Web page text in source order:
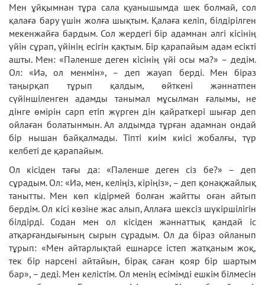
Мен ұйқымнан тұра сала қуанышымда шек болмай, сол
қалаға бару үшін жолға шықтым. Қалаға келіп, білдірілген
мекенжайға бардым. Сол жердегі бір адамнан әлгі кісінің
үйін сұрап, үйінің есігін қақтым. Бір қарапайым адам есікті
ашты. Мен: «Пәленше деген кісінің үйі осы ма?» – дедім.
Ол: «Иә, ол менмін», – деп жауап берді. Мен біраз
таңырқап тұрып қалдым, өйткені жәннатпен
сүйіншіленген адамды танымал мұсылман ғалымы, не
дінге өмірін сарп етіп жүрген дін қайраткері шығар деп
ойлаған болатынмын. Ал алдымда тұрған адамнан ондай
бір нышан байқалмады. Тіпті киім киісі жобалғы, түр
келбеті де қарапайым.
Ол кісіден тағы да: «Пәленше деген сіз бе?» – деп
сұрадым. Ол: «Иә, мен, келіңіз, кіріңіз», – деп қонақжайлық
танытты. Мен көп кідірмей болған жайтты оған айтып
бердім. Ол кісі көзіне жас алып, Аллаға шексіз шүкіршілігін
білдірді. Содан мен ол кісіден жәннаттық қандай іс
атқарғандығының сырын сұрадым. Ол да біраз ойланып
тұрып: «Мен айтарлықтай ешнарсе істеп жатқаным жоқ,
тек бір нарсені айтайын, бірақ саған қояр бір шартым
бар», – деді. Мен келістім. Ол менің есімімді ешкім білмесін